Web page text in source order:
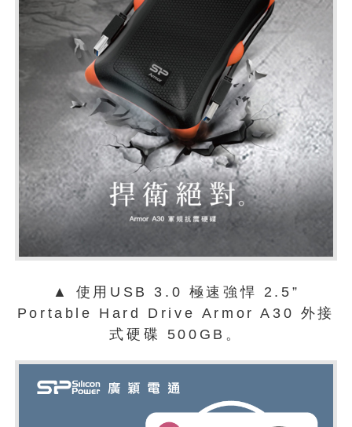
▲
使用USB 3.0 極速強悍 2.5”
Portable Hard Drive Armor A30 外接
式硬碟 500GB。